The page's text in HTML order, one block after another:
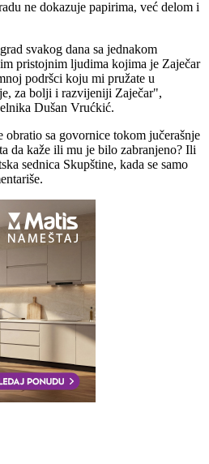
ne dokazuje papirima, već delom i
svakog dana sa jednakom
pristojnim ljudima kojima je Zaječar
podršci koju mi pružate u
za bolji i razvijeniji Zaječar",
Dušan Vrućkić.
obratio sa govornice tokom jučerašnje
da kaže ili mu je bilo zabranjeno? Ili
sednica Skupštine, kada se samo